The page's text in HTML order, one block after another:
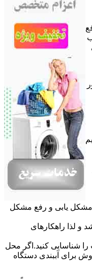
لباسشویی مراجعه کنید.1-درب
مشکل یابی و رفع مشکل
و لذا راهکارهای
ﺷﻨﺎﺳﺎﯾﯽ کنید.اﮔﺮ ﻣﺤﻞ
برای آببندی دستگاه